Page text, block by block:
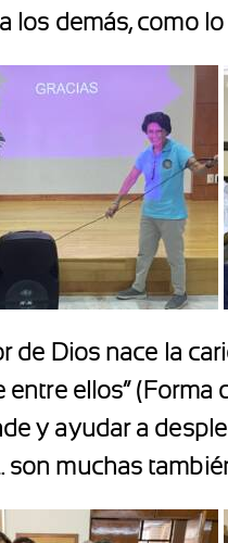
los demás, como
de Dios nace la
ellos” (Forma
y ayudar a
son muchas